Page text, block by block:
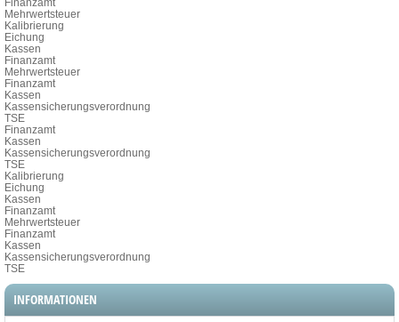
Mehrwertsteuer
Kalibrierung
Eichung
Kassen
Finanzamt
Mehrwertsteuer
Finanzamt
Kassen
Kassensicherungsverordnung
TSE
Finanzamt
Kassen
Kassensicherungsverordnung
TSE
Kalibrierung
Eichung
Kassen
Finanzamt
Mehrwertsteuer
Finanzamt
Kassen
Kassensicherungsverordnung
TSE
INFORMATIONEN